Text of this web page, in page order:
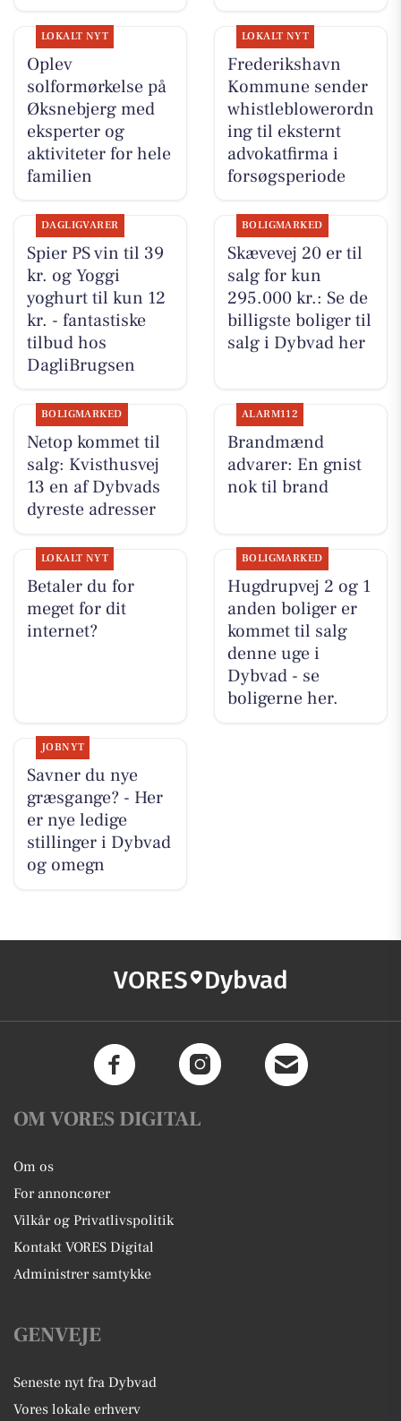
LOKALT NYT
Oplev
solformørkelse på
Øksnebjerg med
eksperter og
aktiviteter for hele
familien
LOKALT NYT
Frederikshavn
Kommune sender
whistleblowerordn
ing til eksternt
advokatfirma i
forsøgsperiode
DAGLIGVARER
Spier PS vin til 39
kr. og Yoggi
yoghurt til kun 12
kr. - fantastiske
tilbud hos
DagliBrugsen
BOLIGMARKED
Skævevej 20 er til
salg for kun
295.000 kr.: Se de
billigste boliger til
salg i Dybvad her
BOLIGMARKED
Netop kommet til
salg: Kvisthusvej
13 en af Dybvads
dyreste adresser
ALARM112
Brandmænd
advarer: En gnist
nok til brand
LOKALT NYT
Betaler du for
meget for dit
internet?
BOLIGMARKED
Hugdrupvej 2 og 1
anden boliger er
kommet til salg
denne uge i
Dybvad - se
boligerne her.
JOBNYT
Savner du nye
græsgange? - Her
er nye ledige
stillinger i Dybvad
og omegn
VORES Dybvad
OM VORES DIGITAL
Om os
For annoncører
Vilkår og Privatlivspolitik
Kontakt VORES Digital
Administrer samtykke
GENVEJE
Seneste nyt fra Dybvad
Vores lokale erhverv